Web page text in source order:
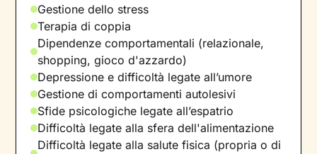
Gestione dello stress
Terapia di coppia
Dipendenze comportamentali (relazionale,
shopping, gioco d'azzardo)
Depressione e difficoltà legate all’umore
Gestione di comportamenti autolesivi
Sfide psicologiche legate all’espatrio
Difficoltà legate alla sfera dell'alimentazione
Difficoltà legate alla salute fisica (propria o di